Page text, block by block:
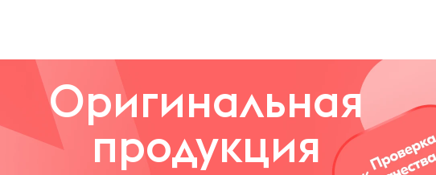
Оригинальная
продукция